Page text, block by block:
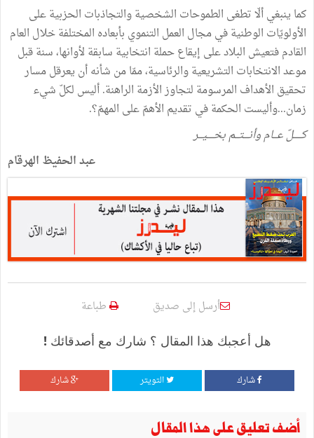
كما ينبغي ألّا تطغى الطموحات الشخصية والتجاذبات الحزبية على
الأولويّات الوطنية في مجال العمل التنموي بأبعاده المختلفة خلال العام
القادم فتعيش البلاد على إيقاع حملة انتخابية سابقة لأوانها، سنة قبل
موعد الانتخابات التشريعية والرئاسية، ممّا من شأنه أن يعرقل مسار
تحقيق الأهداف المرسومة لتجاوز الأزمة الراهنة. أليس لكلّ شيء
زمان...وأليست الحكمة في تقديم الأهمّ على المهمّ؟.
كــــــلّ عـــام وأنــــتـــم بخـــــيـــر
عبد الحفيظ الهرقام
أرسل إلى صديق طباعة
هل أعجبك هذا المقال ؟ شارك مع أصدقائك !
شارك التويتر شارك
أضف تعليق على هذا المقال